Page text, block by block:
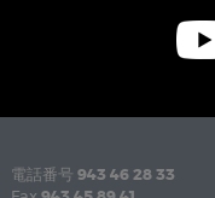
電話番号 943 46 28 33